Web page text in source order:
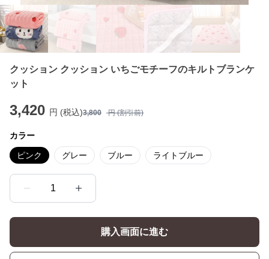
クッション クッション いちごモチーフのキルトブランケ
ット
3,420 円 (税込)3,800 円 (割引前)
カラー
ピンク グレー ブルー ライトブルー
1
購入画面に進む